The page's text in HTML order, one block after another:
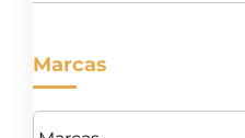
Marcas